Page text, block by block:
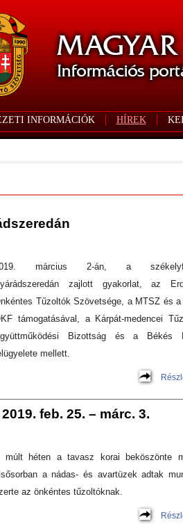
INFORMÁCIÓK HÍREK
március 2-án, a
zajlott gyakorlat, az
Tűzoltók Szövetsége, a MTSZ és
támogatásával, a Kárpát-medencei
Bizottság és a Békés
mellett.
feb. 25. – márc. 3.
múlt héten a tavasz korai beköszönte
a nádas- és avartüzek adtak
az önkéntes tűzoltóknak.